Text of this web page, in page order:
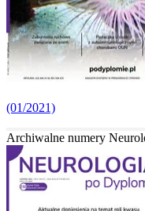
(01/2021)
Archiwalne numery